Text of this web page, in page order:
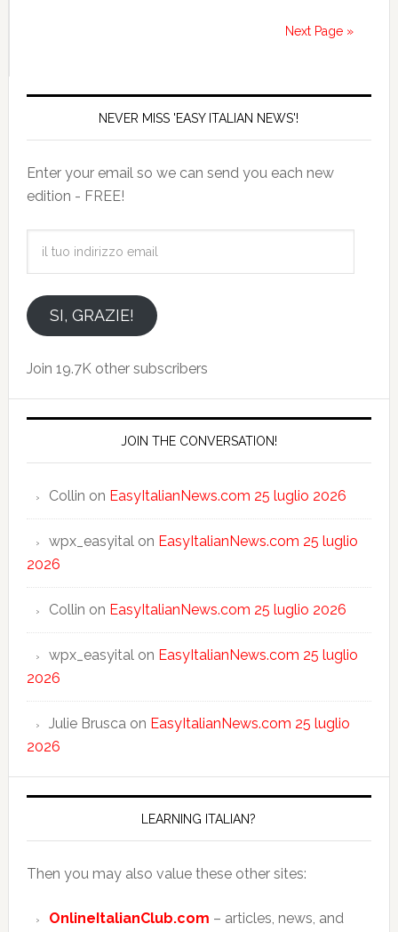
Next Page »
NEVER MISS 'EASY ITALIAN NEWS'!
Enter your email so we can send you each new
edition - FREE!
emailSI, GRAZIE!
Join 19.7K other subscribers
JOIN THE CONVERSATION!
Collin on EasyItalianNews.com 25 luglio 2026
wpx_easyitalon EasyItalianNews.com 25 luglio
2026
Collin on EasyItalianNews.com 25 luglio 2026
wpx_easyitalon EasyItalianNews.com 25 luglio
2026
Julie Bruscaon EasyItalianNews.com 25 luglio
2026
LEARNING ITALIAN?
Then you may also value these other sites:
OnlineItalianClub.com – articles, news, and